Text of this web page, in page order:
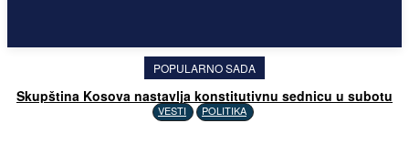
POPULARNO SADA
Skupština Kosova nastavlja konstitutivnu sednicu u subotu
VESTI POLITIKA